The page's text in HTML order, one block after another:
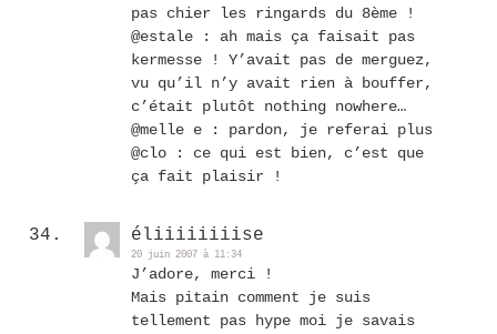
pas chier les ringards du 8ème !
@estale : ah mais ça faisait pas
kermesse ! Y’avait pas de merguez,
vu qu’il n’y avait rien à bouffer,
c’était plutôt nothing nowhere…
@melle e : pardon, je referai plus
@clo : ce qui est bien, c’est que
ça fait plaisir !
éliiiiiiiise
20 juin 2007 à 11:34
J’adore, merci !
Mais pitain comment je suis
tellement pas hype moi je savais